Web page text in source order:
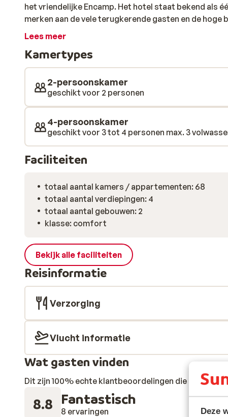
Deze
het vriendelijke Encamp. Het hotel staat bekend als
merken aan de vele terugkerende gasten en de hoge
luxe kamer of samen een potje poolbiljart of
het gebied van comfort. Trakteer je vermoeide
een intensieve dag op de piste.
Lees meer
Kamertypes
2-persoonskamer
geschikt voor 2 personen
4-persoonskamer
geschikt voor 3 tot 4 personen max. 3
Faciliteiten
totaal aantal kamers / appartementen: 68
totaal aantal verdiepingen: 4
totaal aantal gebouwen: 2
klasse: comfort
Bekijk alle faciliteiten
Reisinformatie
Verzorging
Vlucht informatie
Wat gasten vinden
Dit zijn 100% echte klantbeoordelingen die hun
8.8 Fantastisch
8 ervaringen